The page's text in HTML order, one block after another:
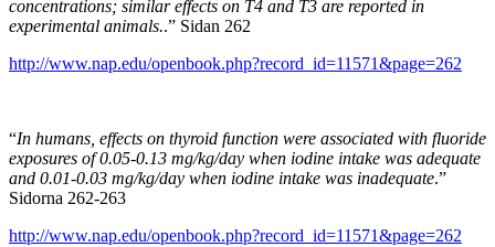
concentrations; similar effects on T4 and T3 are reported in
experimental animals..” Sidan 262
http://www.nap.edu/openbook.php?record_id=11571&page=262
“In humans, effects on thyroid function were associated with fluoride
exposures of 0.05-0.13 mg/kg/day when iodine intake was adequate
and 0.01-0.03 mg/kg/day when iodine intake was inadequate.”
Sidorna 262-263
http://www.nap.edu/openbook.php?record_id=11571&page=262